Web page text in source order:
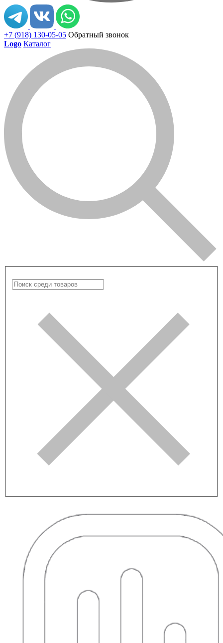
+7 (918) 130-05-05 Обратный звонок
Logo Каталог